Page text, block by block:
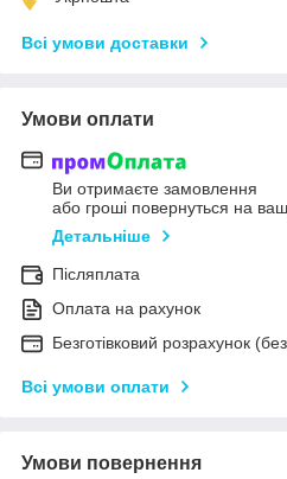
Всі умови доставки
Умови оплати
Ви отримаєте замовлення
або гроші повернуться на
Детальніше
Післяплата
Оплата на рахунок
Безготівковий розрахунок
Всі умови оплати
Умови повернення